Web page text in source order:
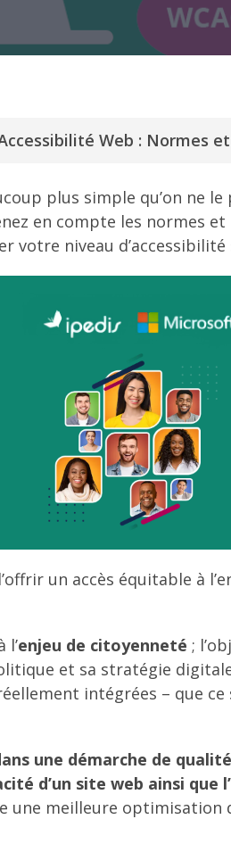
Web : Normes
plus simple qu’on ne
en compte les normes
votre niveau d’accessibilité
un accès équitable à
l’enjeu de citoyenneté ;
et sa stratégie
intégrées – que
une démarche de
d’un site web ainsi que
meilleure optimisation